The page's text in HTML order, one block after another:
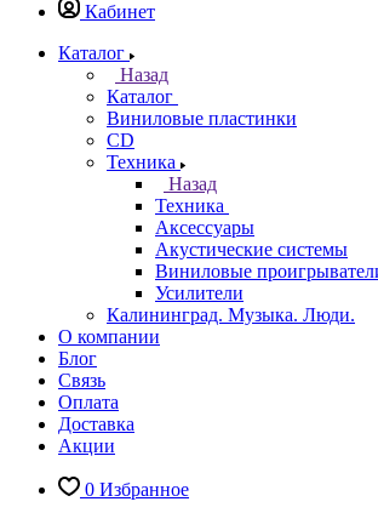
Кабинет
Каталог
Назад
Каталог
Виниловые пластинки
CD
Техника
Назад
Техника
Аксессуары
Акустические системы
Виниловые
Усилители
Калининград. Музыка. Люди.
О компании
Блог
Связь
Оплата
Доставка
Акции
0 Избранное